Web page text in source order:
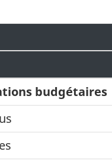
budgétaires